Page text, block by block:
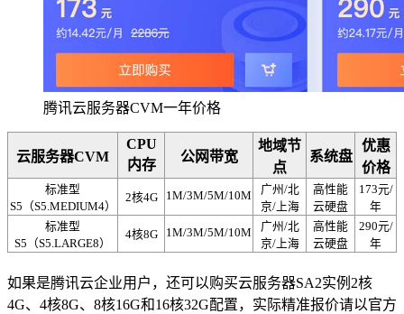
腾讯云服务器CVM一年价格
云服务器CVM
CPU
内存
公网带宽
地域节
点
系统盘
优惠
价格
标准型
S5（S5.MEDIUM4）
2核4G 1M/3M/5M/10M
广州/北
京/上海
高性能
云硬盘
173元/
年
标准型
S5（S5.LARGE8）
4核8G 1M/3M/5M/10M
广州/北
京/上海
高性能
云硬盘
290元/
年
如果是腾讯云企业用户，还可以购买云服务器SA2实例2核
4G、4核8G、8核16G和16核32G配置，实际精准报价请以官方